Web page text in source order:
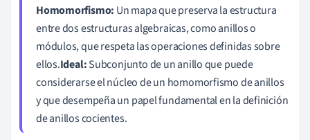
Homomorfismo: Un mapa que preserva la estructura
entre dos estructuras algebraicas, como anillos o
módulos, que respeta las operaciones definidas sobre
ellos.Ideal:Subconjunto de un anillo que puede
considerarse el núcleo de un homomorfismo de anillos
y que desempeña un papel fundamental en la definición
de anillos cocientes.